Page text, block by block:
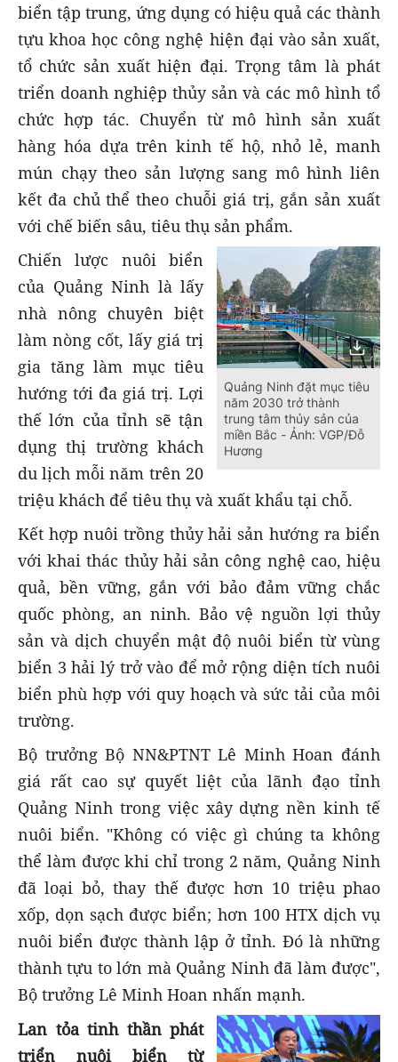
biển tập trung, ứng dụng có hiệu quả các thành
tựu khoa học công nghệ hiện đại vào sản xuất,
tổ chức sản xuất hiện đại. Trọng tâm là phát
triển doanh nghiệp thủy sản và các mô hình tổ
chức hợp tác. Chuyển từ mô hình sản xuất
hàng hóa dựa trên kinh tế hộ, nhỏ lẻ, manh
mún chạy theo sản lượng sang mô hình liên
kết đa chủ thể theo chuỗi giá trị, gắn sản xuất
với chế biến sâu, tiêu thụ sản phẩm.
Quảng Ninh đặt mục tiêu
năm 2030 trở thành
trung tâm thủy sản của
miền Bắc - Ảnh: VGP/Đỗ
Hương
Chiến lược nuôi biển
của Quảng Ninh là lấy
nhà nông chuyên biệt
làm nòng cốt, lấy giá trị
gia tăng làm mục tiêu
hướng tới đa giá trị. Lợi
thế lớn của tỉnh sẽ tận
dụng thị trường khách
du lịch mỗi năm trên 20
triệu khách để tiêu thụ và xuất khẩu tại chỗ.
Kết hợp nuôi trồng thủy hải sản hướng ra biển
với khai thác thủy hải sản công nghệ cao, hiệu
quả, bền vững, gắn với bảo đảm vững chắc
quốc phòng, an ninh. Bảo vệ nguồn lợi thủy
sản và dịch chuyển mật độ nuôi biển từ vùng
biển 3 hải lý trở vào để mở rộng diện tích nuôi
biển phù hợp với quy hoạch và sức tải của môi
trường.
Bộ trưởng Bộ NN&PTNT Lê Minh Hoan đánh
giá rất cao sự quyết liệt của lãnh đạo tỉnh
Quảng Ninh trong việc xây dựng nền kinh tế
nuôi biển. "Không có việc gì chúng ta không
thể làm được khi chỉ trong 2 năm, Quảng Ninh
đã loại bỏ, thay thế được hơn 10 triệu phao
xốp, dọn sạch được biển; hơn 100 HTX dịch vụ
nuôi biển được thành lập ở tỉnh. Đó là những
thành tựu to lớn mà Quảng Ninh đã làm được",
Bộ trưởng Lê Minh Hoan nhấn mạnh.
Lan tỏa tinh thần phát
triển nuôi biển từ